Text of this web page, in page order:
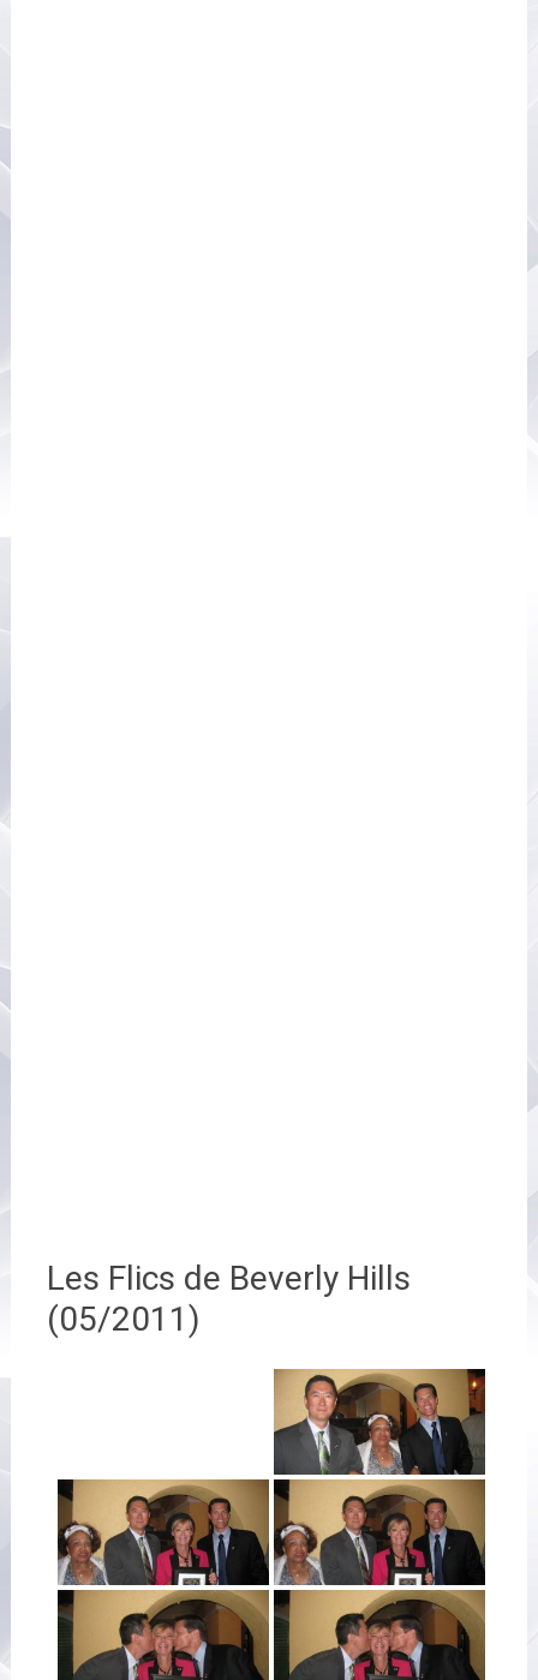
Les Flics de Beverly Hills
(05/2011)